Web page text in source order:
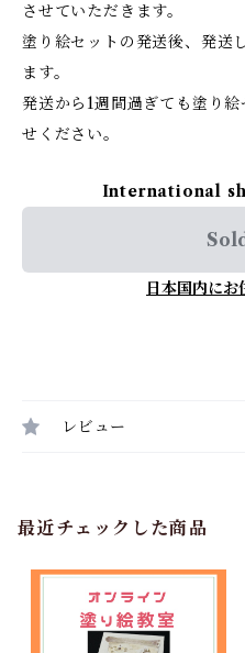
させていただきます。
塗り絵セットの発送後、発送
ます。
発送から1週間過ぎても塗り
せください。
International
日本国内にお
レビュー
最近チェックした商品